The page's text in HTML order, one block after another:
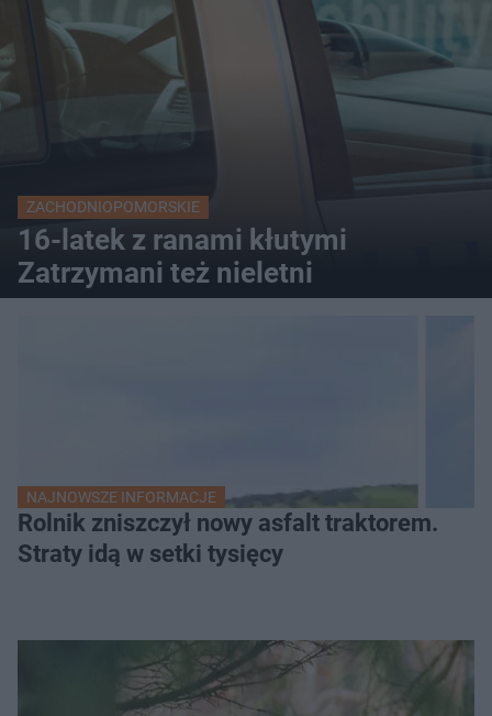
ZACHODNIOPOMORSKIE
16-latek z ranami kłutymi
Zatrzymani też nieletni
NAJNOWSZE INFORMACJE
Rolnik zniszczył nowy asfalt traktorem.
Straty idą w setki tysięcy